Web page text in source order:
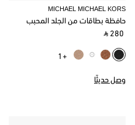
MICHAEL MICHAEL KORS
حافظة بطاقات من الجلد المحبب
‎ ⃁ 280 ‎
+1
وصل حديثًا